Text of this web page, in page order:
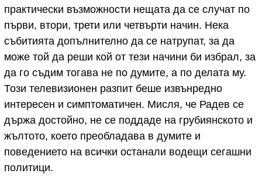
практически възможности нещата да се случат по
първи, втори, трети или четвърти начин. Нека
събитията допълнително да се натрупат, за да
може той да реши кой от тези начини би избрал, за
да го съдим тогава не по думите, а по делата му.
Този телевизионен разпит беше извънредно
интересен и симптоматичен. Мисля, че Радев се
държа достойно, не се поддаде на грубиянското и
жълтото, което преобладава в думите и
поведението на всички останали водещи сегашни
политици.